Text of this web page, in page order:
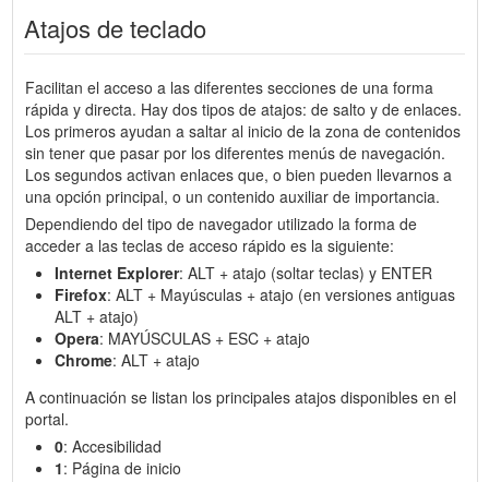
Atajos de teclado
Facilitan el acceso a las diferentes secciones de una forma
rápida y directa. Hay dos tipos de atajos: de salto y de enlaces.
Los primeros ayudan a saltar al inicio de la zona de contenidos
sin tener que pasar por los diferentes menús de navegación.
Los segundos activan enlaces que, o bien pueden llevarnos a
una opción principal, o un contenido auxiliar de importancia.
Dependiendo del tipo de navegador utilizado la forma de
acceder a las teclas de acceso rápido es la siguiente:
Internet Explorer: ALT + atajo (soltar teclas) y ENTER
Firefox: ALT + Mayúsculas + atajo (en versiones antiguas
ALT + atajo)
Opera: MAYÚSCULAS + ESC + atajo
Chrome: ALT + atajo
A continuación se listan los principales atajos disponibles en el
portal.
0: Accesibilidad
1: Página de inicio